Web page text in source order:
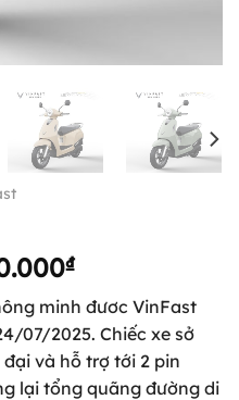
₫Giá
hiện
tại
là:
22.050.000₫.
minh đươc VinFast
07/2025. Chiếc xe sở
và hỗ trợ tới 2 pin
lại tổng quãng đường di